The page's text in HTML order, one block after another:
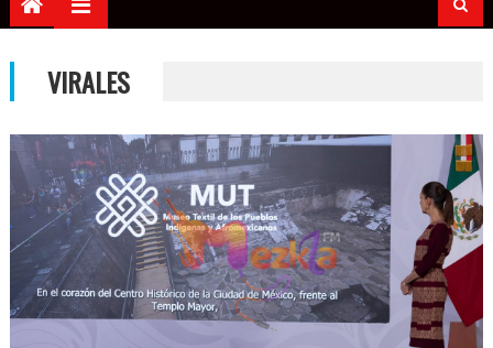
VIRALES